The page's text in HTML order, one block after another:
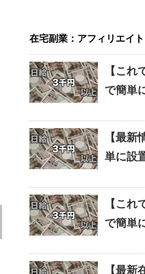
在宅副業：アフィリエイ
【これ
で簡単
【最新
単に設
【これ
で簡単
【最新